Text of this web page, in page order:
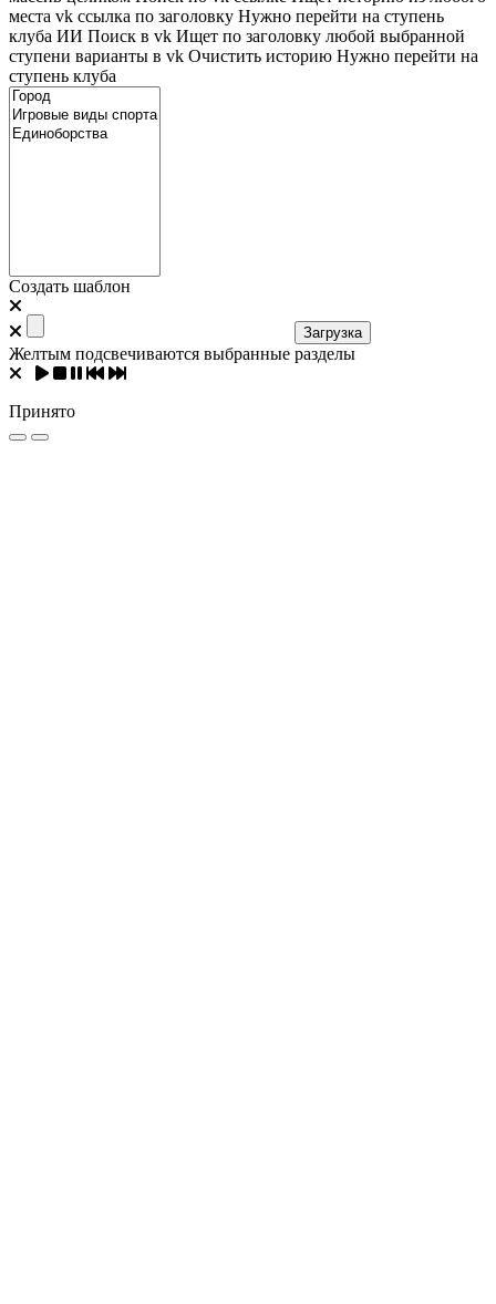
места vk ссылка по заголовку Нужно перейти на ступень
клуба ИИ Поиск в vk Ищет по заголовку любой выбранной
ступени варианты в vk Очистить историю Нужно перейти на
ступень клуба
Создать шаблон
Загрузка
Желтым подсвечиваются выбранные разделы
Принято